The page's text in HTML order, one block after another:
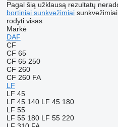
Pagal šią užklausą rezultatų
bortiniai sunkvežimiai
rodyti visas
Markė
DAF
CF
CF 65
CF 65 250
CF 260
CF 260 FA
LF
LF 45
LF 45 140 LF 45 180
LF 55
LF 55 180 LF 55 220